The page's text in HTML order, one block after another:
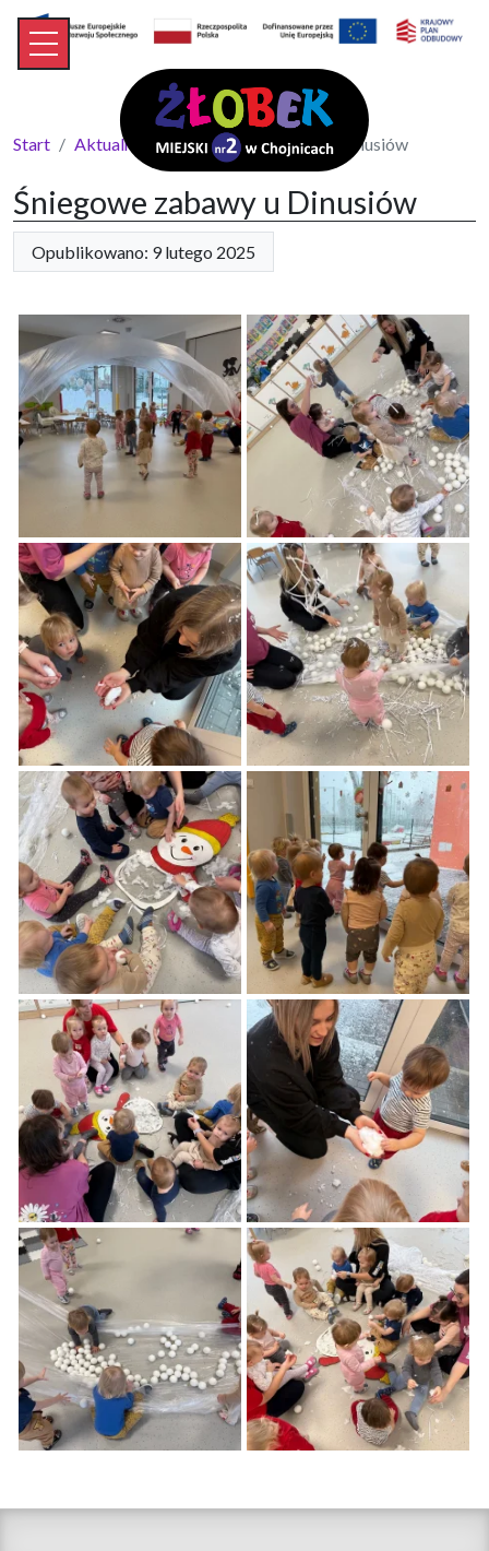
Start Aktualności Śniegowe zabawy u Dinusiów
Śniegowe zabawy u Dinusiów
Opublikowano: 9 lutego 2025